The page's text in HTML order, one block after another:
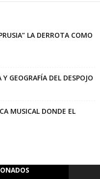
LA DERROTA COMO
GEOGRAFÍA DEL DESPOJO
MUSICAL DONDE EL